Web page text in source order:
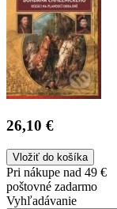
26,10 €
Vložiť do košíka
Pri nákupe nad 49 €
poštovné zadarmo
Vyhľadávanie